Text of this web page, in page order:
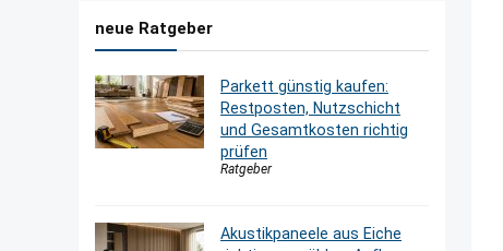
neue Ratgeber
Parkett günstig kaufen:
Restposten, Nutzschicht
und Gesamtkosten richtig
prüfen
Ratgeber
Akustikpaneele aus Eiche